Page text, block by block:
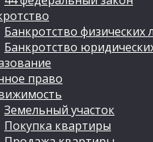
Банкротство физических
Банкротство
право
Земельный участок
Покупка квартиры